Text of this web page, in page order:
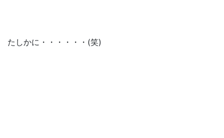
たしかに・・・・・・(笑)